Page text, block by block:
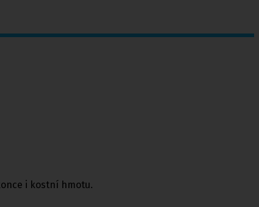
i kostní hmotu.